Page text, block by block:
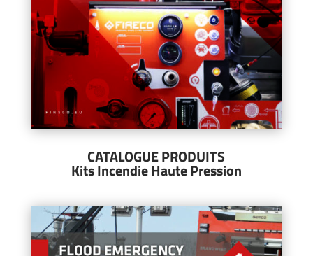
CATALOGUE PRODUITS
Kits Incendie Haute Pression